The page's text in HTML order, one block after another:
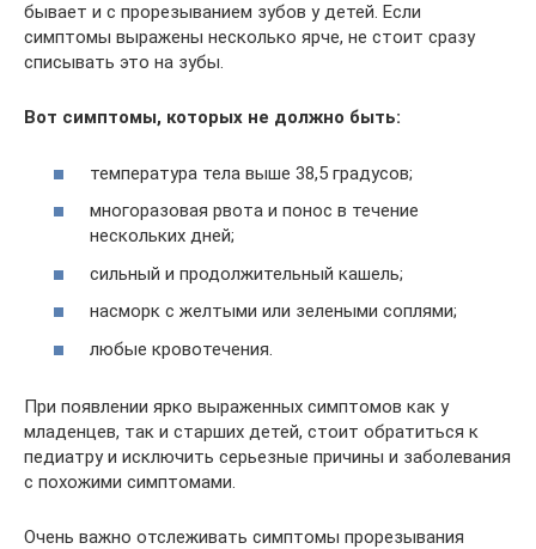
бывает и с прорезыванием зубов у детей. Если
симптомы выражены несколько ярче, не стоит сразу
списывать это на зубы.
Вот симптомы, которых не должно быть:
температура тела выше 38,5 градусов;
многоразовая рвота и понос в течение
нескольких дней;
сильный и продолжительный кашель;
насморк с желтыми или зелеными соплями;
любые кровотечения.
При появлении ярко выраженных симптомов как у
младенцев, так и старших детей, стоит обратиться к
педиатру и исключить серьезные причины и заболевания
с похожими симптомами.
Очень важно отслеживать симптомы прорезывания